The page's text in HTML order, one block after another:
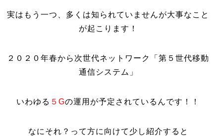
実はもう一つ、多くは知られていませんが大事なこと
が起こります！
２０２０年春から次世代ネットワーク「第５世代移動
通信システム」
いわゆる ５Gの運用が予定されているんです！！
なにそれ？って方に向けて少し紹介すると